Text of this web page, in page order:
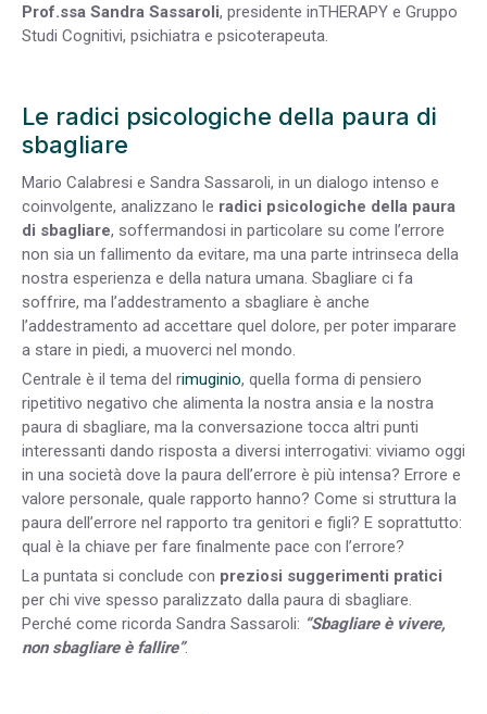
Prof.ssa Sandra Sassaroli, presidente inTHERAPY e Gruppo
Studi Cognitivi, psichiatra e psicoterapeuta.
Le radici psicologiche della paura di
sbagliare
Mario Calabresi e Sandra Sassaroli, in un dialogo intenso e
coinvolgente, analizzano le radici psicologiche della paura
di sbagliare, soffermandosi in particolare su come l’errore
non sia un fallimento da evitare, ma una parte intrinseca della
nostra esperienza e della natura umana. Sbagliare ci fa
soffrire, ma l’addestramento a sbagliare è anche
l’addestramento ad accettare quel dolore, per poter imparare
a stare in piedi, a muoverci nel mondo.
Centrale è il tema del rimuginio, quella forma di pensiero
ripetitivo negativo che alimenta la nostra ansia e la nostra
paura di sbagliare, ma la conversazione tocca altri punti
interessanti dando risposta a diversi interrogativi: viviamo oggi
in una società dove la paura dell’errore è più intensa? Errore e
valore personale, quale rapporto hanno? Come si struttura la
paura dell’errore nel rapporto tra genitori e figli? E soprattutto:
qual è la chiave per fare finalmente pace con l’errore?
La puntata si conclude con preziosi suggerimenti pratici
per chi vive spesso paralizzato dalla paura di sbagliare.
Perché come ricorda Sandra Sassaroli: “Sbagliare è vivere,
non sbagliare è fallire”.